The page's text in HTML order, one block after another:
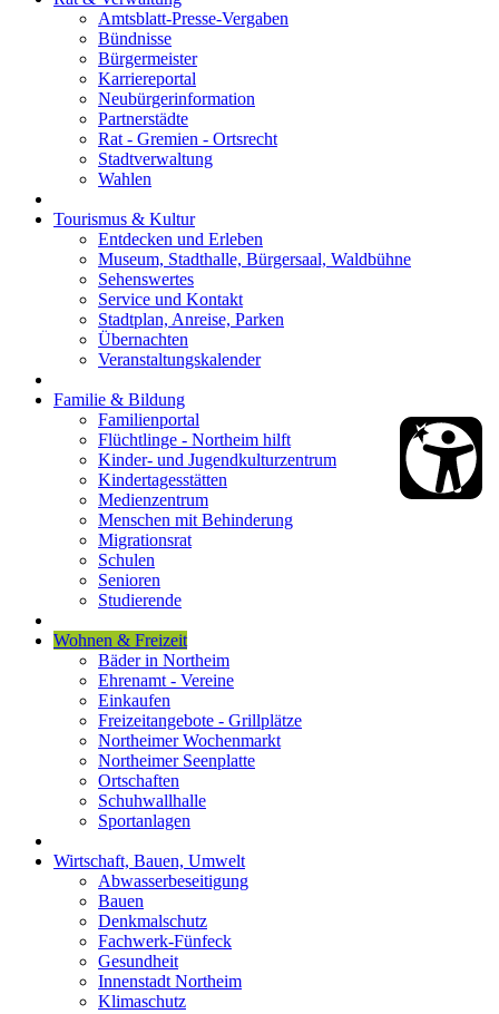
Amtsblatt-Presse-Vergaben
Bündnisse
Bürgermeister
Karriereportal
Neubürgerinformation
Partnerstädte
Rat - Gremien - Ortsrecht
Stadtverwaltung
Wahlen
Tourismus & Kultur
Entdecken und Erleben
Museum, Stadthalle, Bürgersaal, Waldbühne
Sehenswertes
Service und Kontakt
Stadtplan, Anreise, Parken
Übernachten
Veranstaltungskalender
Familie & Bildung
Familienportal
Flüchtlinge - Northeim hilft
Kinder- und Jugendkulturzentrum
Kindertagesstätten
Medienzentrum
Menschen mit Behinderung
Migrationsrat
Schulen
Senioren
Studierende
Wohnen & Freizeit
Bäder in Northeim
Ehrenamt - Vereine
Einkaufen
Freizeitangebote - Grillplätze
Northeimer Wochenmarkt
Northeimer Seenplatte
Ortschaften
Schuhwallhalle
Sportanlagen
Wirtschaft, Bauen, Umwelt
Abwasserbeseitigung
Bauen
Denkmalschutz
Fachwerk-Fünfeck
Gesundheit
Innenstadt Northeim
Klimaschutz